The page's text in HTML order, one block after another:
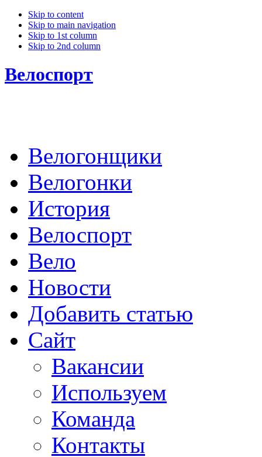
Skip to content
Skip to main navigation
Skip to 1st column
Skip to 2nd column
Велоспорт
Велогонщики
Велогонки
История
Велоспорт
Вело
Новости
Добавить статью
Сайт
Вакансии
Используем
Команда
Контакты